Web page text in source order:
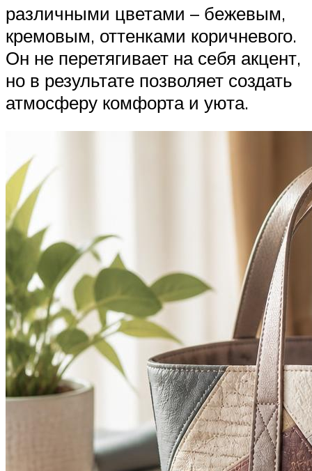
различными цветами – бежевым,
кремовым, оттенками коричневого.
Он не перетягивает на себя акцент,
но в результате позволяет создать
атмосферу комфорта и уюта.